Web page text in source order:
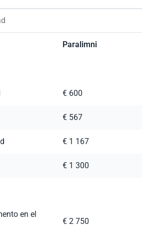
Paralimni
€ 600
€ 567
€ 1 167
€ 1 300
en el
€ 2 750